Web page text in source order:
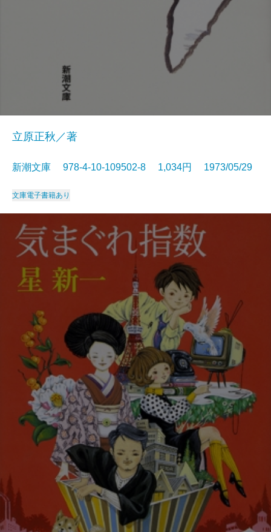
立原正秋／著
新潮文庫 978-4-10-109502-8 1,034円 1973/05/29
文庫電子書籍あり